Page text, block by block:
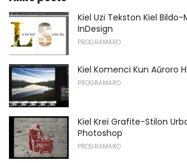
Kiel Uzi Tekston Kiel Bildo-
InDesign
PROGRAMARO
Kiel Komenci Kun Aŭroro
PROGRAMARO
Kiel Krei Grafite-Stilon
Photoshop
PROGRAMARO